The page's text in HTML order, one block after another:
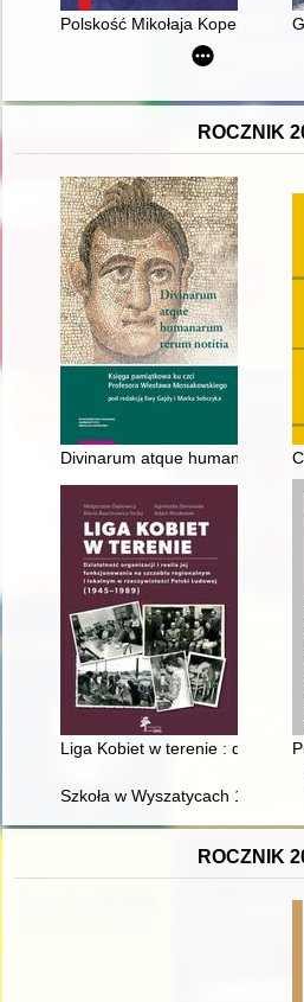
Polskość Mikołaja Kopernika z
ROCZNIK
Divinarum atque humanarum
Liga Kobiet w terenie :
Szkoła w Wyszatycach 1874-
ROCZNIK